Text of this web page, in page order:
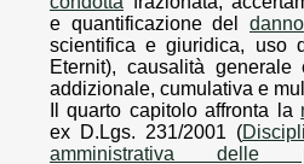
e quantificazione del danno
scientifica e giuridica, uso
Eternit), causalità
addizionale, cumulativa e
Il quarto capitolo affronta la
ex D.Lgs. 231/2001 (
amministrativa delle